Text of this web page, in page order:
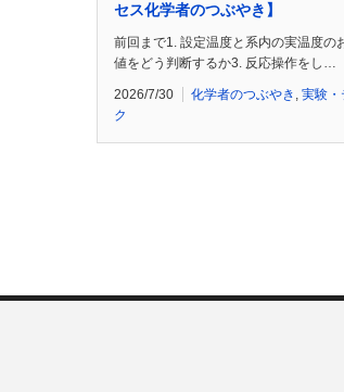
セス化学者のつぶやき】
前回まで1. 設定温度と系内の実温度の
値をどう判断するか3. 反応操作をし…
2026/7/30 化学者のつぶやき , 実験・
ク